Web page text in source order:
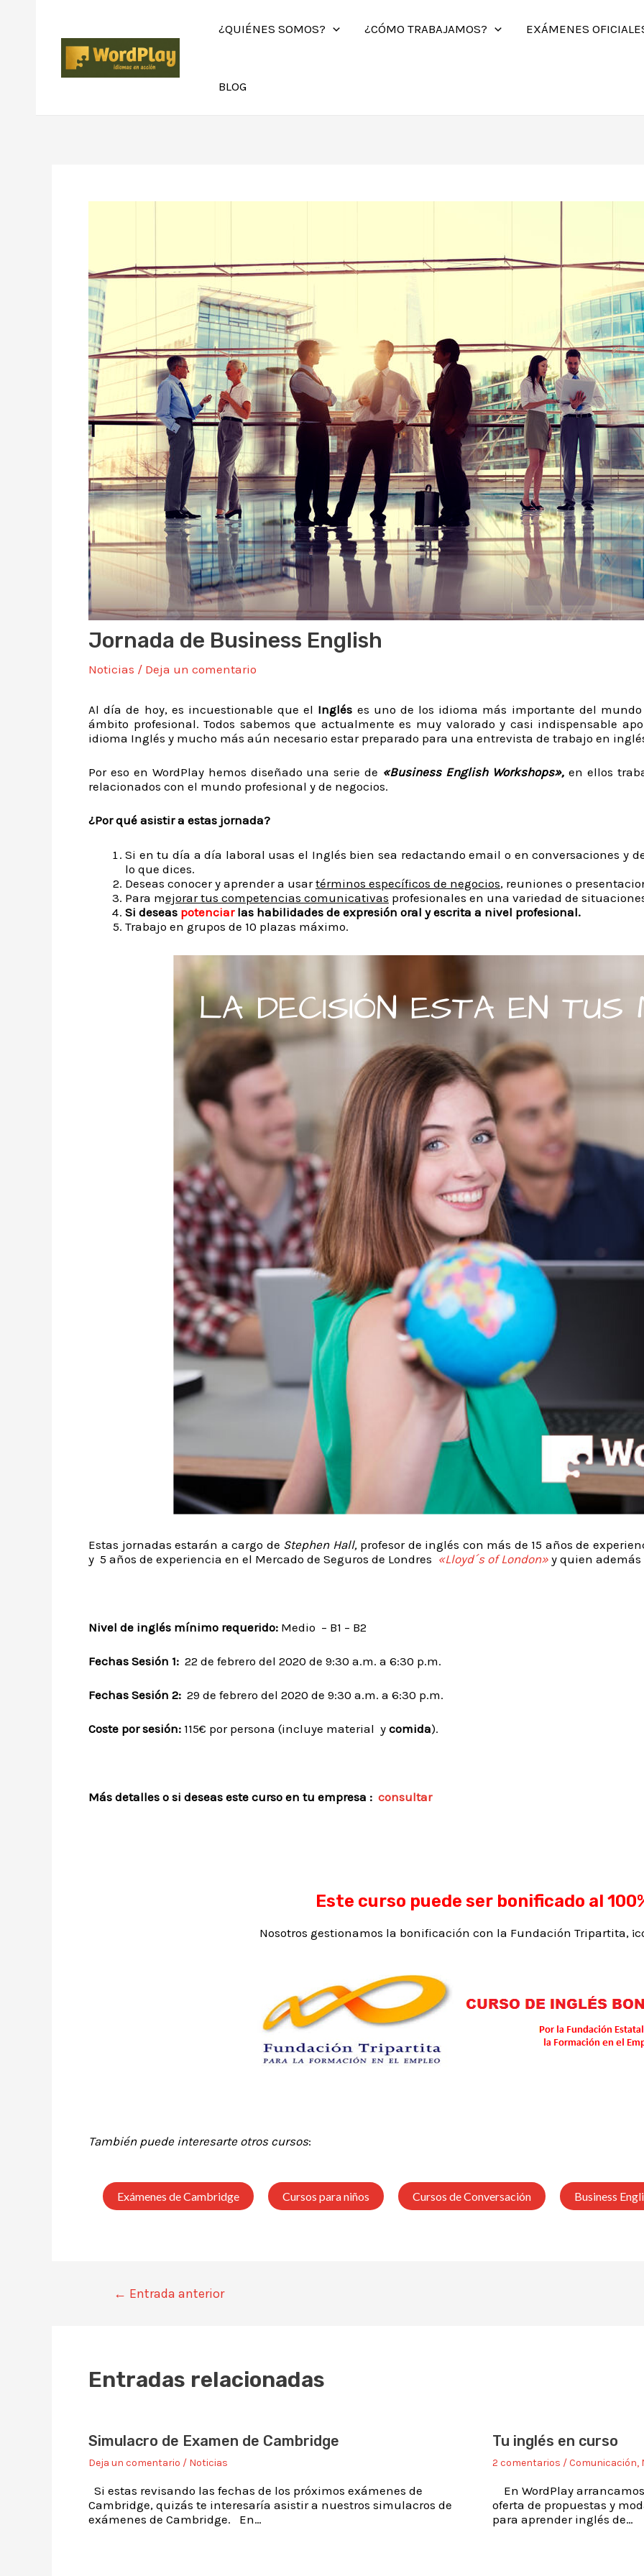
¿QUIÉNES SOMOS? ¿CÓMO TRABAJAMOS? EXÁMENES
BLOG
Jornada de Business English
Noticias / Deja un comentario
Al día de hoy, es incuestionable que el Inglés es uno de los idioma más importante del
ámbito profesional. Todos sabemos que actualmente es muy valorado y casi indispensable
idioma Inglés y mucho más aún necesario estar preparado para una entrevista de trabajo en
Por eso en WordPlay hemos diseñado una serie de «Business English Workshops», en ellos
relacionados con el mundo profesional y de negocios.
¿Por qué asistir a estas jornada?
Si en tu día a día laboral usas el Inglés bien sea redactando email o en conversaciones y
lo que dices.
Deseas conocer y aprender a usartérminos específicos de negocios, reuniones o
Para mejorar tus competencias comunicativas profesionales en una variedad de
Si deseas potenciarlas habilidades de expresión oral y escrita a nivel profesional.
Trabajo en grupos de 10 plazas máximo.
Estas jornadas estarán a cargo de Stephen Hall, profesor de inglés con más de 15 años de
y 5 años de experiencia en el Mercado de Seguros de Londres «Lloyd´s of London» y quien
Nivel de inglés mínimo requerido: Medio – B1 – B2
Fechas Sesión 1: 22 de febrero del 2020 de 9:30 a.m. a 6:30 p.m.
Fechas Sesión 2: 29 de febrero del 2020 de 9:30 a.m. a 6:30 p.m.
Coste por sesión: 115€ por persona (incluye material y comida).
Más detalles o si deseas este curso en tu empresa : consultar
Este curso puede ser bonificado al
Nosotros gestionamos la bonificación con la Fundación Tripartita,
También puede interesarte otros cursos:
Exámenes de Cambridge Cursos para niños Cursos de Conversación Business
← Entrada anterior
Entradas relacionadas
Simulacro de Examen de Cambridge
Deja un comentario / Noticias
Si estas revisando las fechas de los próximos exámenes de
Cambridge, quizás te interesaría asistir a nuestros simulacros de
exámenes de Cambridge. En…
Tu inglés en curso
2 comentarios /Comunicación,
En WordPlay
oferta de propuestas y
para aprender inglés de…